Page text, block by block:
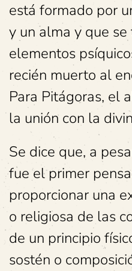
está formado por
y un alma y que
elementos
recién muerto al
Para Pitágoras, el
la unión con la
Se dice que, a
fue el primer
proporcionar una
o religiosa de las
de un principio
sostén o